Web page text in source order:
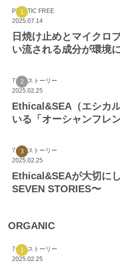
PLASTIC FREE
2025.07.14
日焼け止めとマイクロ
い流される成分が環境
7つのストーリー
2025.02.25
Ethical&SEA（エシカ
いる「オーシャンフレ
7つのストーリー
2025.02.25
Ethical&SEAが大切に
SEVEN STORIES〜
ORGANIC
7つのストーリー
2025.02.25